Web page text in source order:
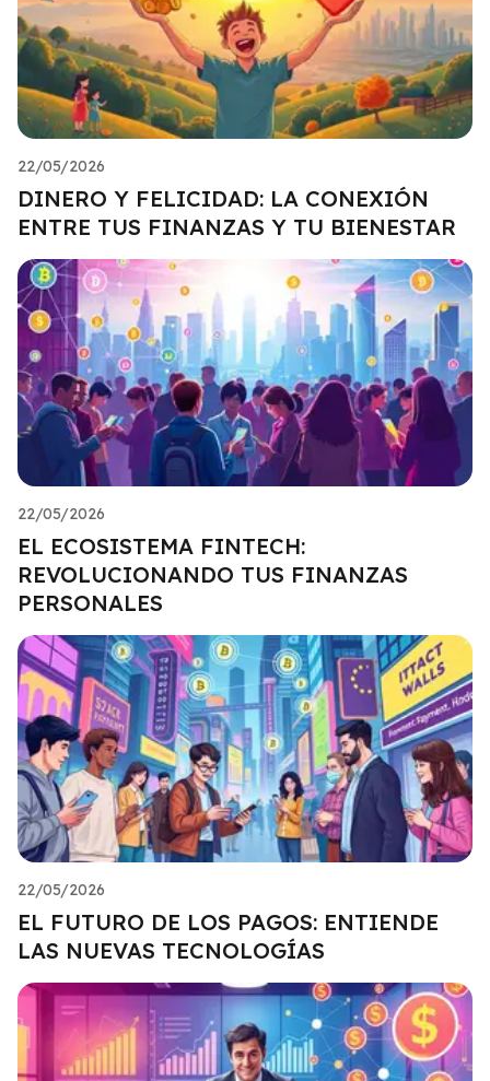
22/05/2026
DINERO Y FELICIDAD: LA CONEXIÓN
ENTRE TUS FINANZAS Y TU BIENESTAR
22/05/2026
EL ECOSISTEMA FINTECH:
REVOLUCIONANDO TUS FINANZAS
PERSONALES
22/05/2026
EL FUTURO DE LOS PAGOS: ENTIENDE
LAS NUEVAS TECNOLOGÍAS